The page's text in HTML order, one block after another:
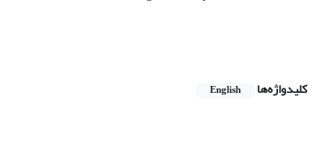
کلیدواژه‌ها English